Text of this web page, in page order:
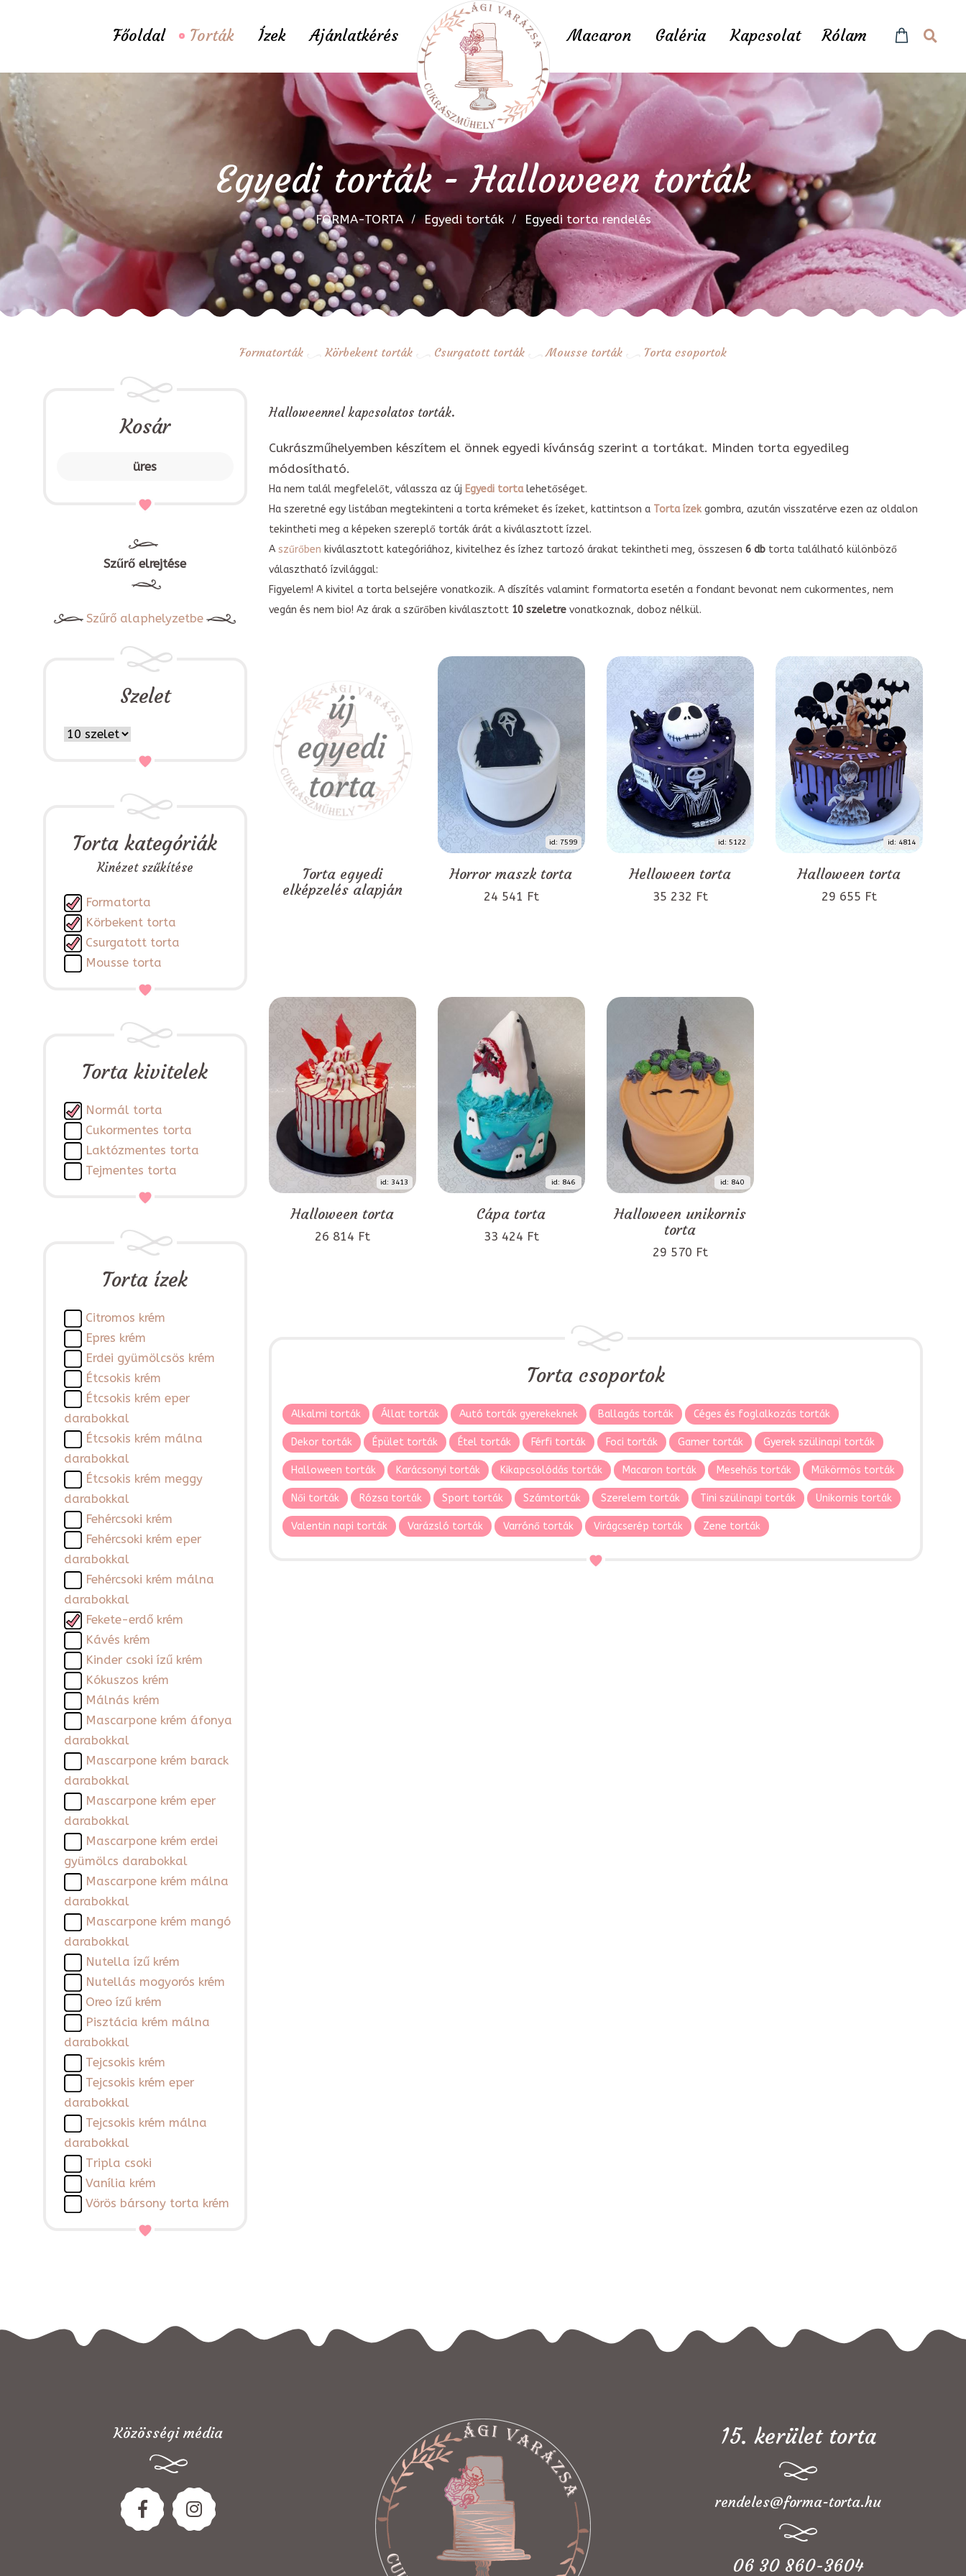
Főoldal Torták Ízek Ajánlatkérés Macaron Galéria Kapcsolat Rólam
Egyedi torták - Halloween torták
FORMA-TORTA Egyedi torták Egyedi torta rendelés
Formatorták Körbekent torták Csurgatott torták Mousse torták Torta csoportok
Kosár
üres
Szűrő elrejtése
Szűrő alaphelyzetbe
Szelet
Torta kategóriák
Kinézet szűkítése
Formatorta
Körbekent torta
Csurgatott torta
Mousse torta
Torta kivitelek
Normál torta
Cukormentes torta
Laktózmentes torta
Tejmentes torta
Torta ízek
Citromos krém
Epres krém
Erdei gyümölcsös krém
Étcsokis krém
Étcsokis krém eper
darabokkal
Étcsokis krém málna
darabokkal
Étcsokis krém meggy
darabokkal
Fehércsoki krém
Fehércsoki krém eper
darabokkal
Fehércsoki krém málna
darabokkal
Fekete-erdő krém
Kávés krém
Kinder csoki ízű krém
Kókuszos krém
Málnás krém
Mascarpone krém áfonya
darabokkal
Mascarpone krém barack
darabokkal
Mascarpone krém eper
darabokkal
Mascarpone krém erdei
gyümölcs darabokkal
Mascarpone krém málna
darabokkal
Mascarpone krém mangó
darabokkal
Nutella ízű krém
Nutellás mogyorós krém
Oreo ízű krém
Pisztácia krém málna
darabokkal
Tejcsokis krém
Tejcsokis krém eper
darabokkal
Tejcsokis krém málna
darabokkal
Tripla csoki
Vanília krém
Vörös bársony torta krém
Halloweennel kapcsolatos torták.
Cukrászműhelyemben készítem el önnek egyedi kívánság szerint a tortákat. Minden torta egyedileg
módosítható.
Ha nem talál megfelelőt, válassza az új Egyedi tortalehetőséget.
Ha szeretné egy listában megtekinteni a torta krémeket és ízeket, kattintson a Torta ízekgombra, azután visszatérve ezen az oldalon
tekintheti meg a képeken szereplő torták árát a kiválasztott ízzel.
A szűrőben kiválasztott kategóriához, kivitelhez és ízhez tartozó árakat tekintheti meg, összesen 6 dbtorta található különböző
választható ízvilággal:
Figyelem! A kivitel a torta belsejére vonatkozik. A díszítés valamint formatorta esetén a fondant bevonat nem cukormentes, nem
vegán és nem bio! Az árak a szűrőben kiválasztott 10 szeletrevonatkoznak, doboz nélkül.
Torta egyedi
elképzelés alapján
id: 7599
Horror maszk torta
24 541 Ft
id: 5122
Helloween torta
35 232 Ft
id: 4814
Halloween torta
29 655 Ft
id: 3413
Halloween torta
26 814 Ft
id: 846
Cápa torta
33 424 Ft
id: 840
Halloween unikornis
torta
29 570 Ft
Torta csoportok
Alkalmi torták Állat torták Autó torták gyerekeknek Ballagás torták Céges és foglalkozás torták
Dekor torták Épület torták Étel torták Férfi torták Foci torták Gamer torták Gyerek szülinapi torták
Halloween torták Karácsonyi torták Kikapcsolódás torták Macaron torták Mesehős torták Műkörmös torták
Női torták Rózsa torták Sport torták Számtorták Szerelem torták Tini szülinapi torták Unikornis torták
Valentin napi torták Varázsló torták Varrónő torták Virágcserép torták Zene torták
Közösségi média 15. kerület torta
rendeles@forma-torta.hu
06 30 860-3604